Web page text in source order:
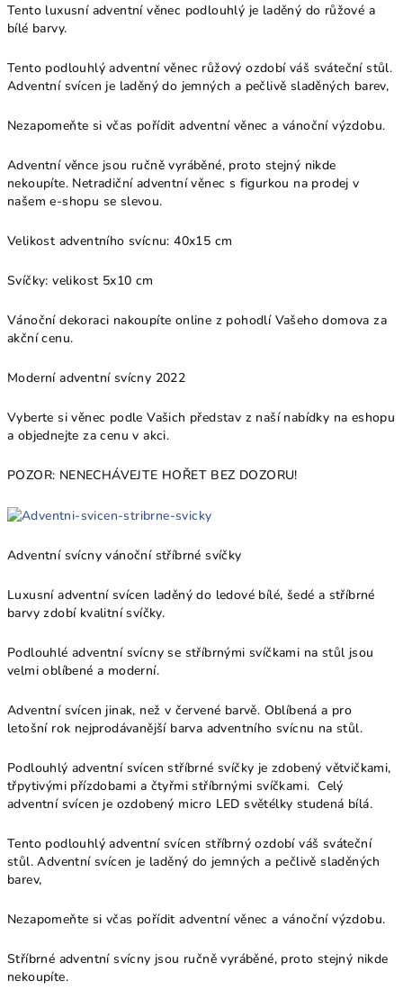
Tento luxusní adventní věnec podlouhlý je laděný do růžové a
bílé barvy.
Tento podlouhlý adventní věnec růžový ozdobí váš sváteční stůl.
Adventní svícen je laděný do jemných a pečlivě sladěných barev,
Nezapomeňte si včas pořídit adventní věnec a vánoční výzdobu.
Adventní věnce jsou ručně vyráběné, proto stejný nikde
nekoupíte. Netradiční adventní věnec s figurkou na prodej v
našem e-shopu se slevou.
Velikost adventního svícnu: 40x15 cm
Svíčky: velikost 5x10 cm
Vánoční dekoraci nakoupíte online z pohodlí Vašeho domova za
akční cenu.
Moderní adventní svícny 2022
Vyberte si věnec podle Vašich představ z naší nabídky na eshopu
a objednejte za cenu v akci.
POZOR: NENECHÁVEJTE HOŘET BEZ DOZORU!
Adventní svícny vánoční stříbrné svíčky
Luxusní adventní svícen laděný do ledové bílé, šedé a stříbrné
barvy zdobí kvalitní svíčky.
Podlouhlé adventní svícny se stříbrnými svíčkami na stůl jsou
velmi oblíbené a moderní.
Adventní svícen jinak, než v červené barvě. Oblíbená a pro
letošní rok nejprodávanější barva adventního svícnu na stůl.
Podlouhlý adventní svícen stříbrné svíčky je zdobený větvičkami,
třpytivými přízdobami a čtyřmi stříbrnými svíčkami. Celý
adventní svícen je ozdobený micro LED světélky studená bílá.
Tento podlouhlý adventní svícen stříbrný ozdobí váš sváteční
stůl. Adventní svícen je laděný do jemných a pečlivě sladěných
barev,
Nezapomeňte si včas pořídit adventní věnec a vánoční výzdobu.
Stříbrné adventní svícny jsou ručně vyráběné, proto stejný nikde
nekoupíte.